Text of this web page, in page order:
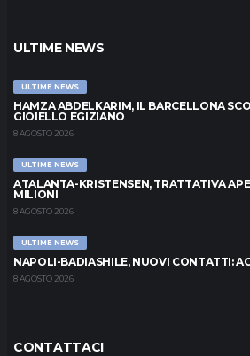
ULTIME NEWS
ULTIME NEWS
HAMZA ABDELKARIM, IL BARCELLONA
GIOIELLO EGIZIANO
8 AGOSTO 2026
ULTIME NEWS
ATALANTA-KRISTENSEN, TRATTATIVA
MILIONI
8 AGOSTO 2026
ULTIME NEWS
NAPOLI-BADIASHILE, NUOVI CONTATTI:
8 AGOSTO 2026
CONTATTACI